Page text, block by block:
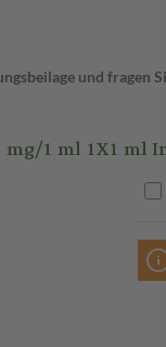
und
1 ml 1X1 ml